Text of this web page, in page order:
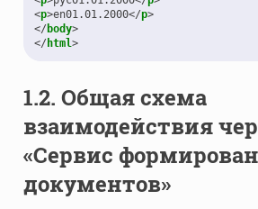
<p>en01.01.2000</p>
</ body>
</ html>
1.2. Общая схема
взаимодействия
«Сервис
документов»